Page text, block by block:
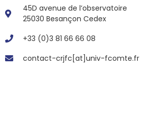
45D avenue de l’observatoire
25030 Besançon Cedex
+33 (0)3 81 66 66 08
contact-crjfc[at]univ-fcomte.fr